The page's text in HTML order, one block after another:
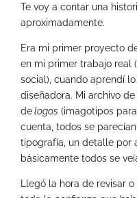
Te voy a contar una
aproximadamente.
Era mi primer proyecto
en mi primer trabajo real
social), cuando aprendí
diseñadora. Mi archivo de
de logos (imagotipos
cuenta, todos se
tipografía, un detalle por
básicamente todos se
Llegó la hora de revisar